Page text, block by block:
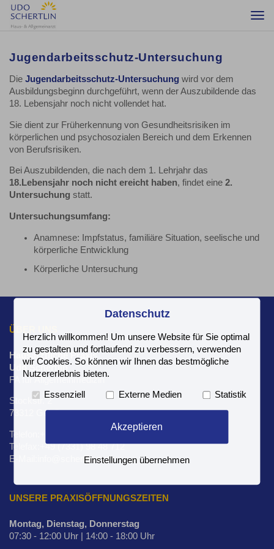
Jugendarbeitsschutz-Untersuchung
Die Jugendarbeitsschutz-Untersuchung wird vor dem
Ausbildungsbeginn durchgeführt, wenn der Auszubildende das
18. Lebensjahr noch nicht vollendet hat.
Sie dient zur Früherkennung von Gesundheitsrisiken im
körperlichen und psychosozialen Bereich und dem Erkennen
von Berufsrisiken.
Bei Auszubildenden, die nach dem 1. Lehrjahr das
18.Lebensjahr noch nicht ereicht haben, findet eine 2.
Untersuchung statt.
Untersuchungsumfang:
Anamnese: Impfstatus, familiäre Situation, seelische und
körperliche Entwicklung
Körperliche Untersuchung
ÜBER UNS
Hausärztliche Praxis
Udo Schertlin
FA für Allgemeinmedizin
Stockstr. 2
73312 Geislingen
Telefon:+49 (7331) 98 48 70
Telefax:+49 (7331) 98 48 712
E-Mail:info@schertlin.com
UNSERE PRAXISÖFFNUNGSZEITEN
Montag, Dienstag, Donnerstag
07:30 - 12:00 Uhr | 14:00 - 18:00 Uhr
Datenschutz
Herzlich willkommen! Um unsere Website für Sie optimal
zu gestalten und fortlaufend zu verbessern, verwenden
wir Cookies. So können wir Ihnen das bestmögliche
Nutzererlebnis bieten.
Essenziell Externe Medien Statistik
Akzeptieren
Einstellungen übernehmen